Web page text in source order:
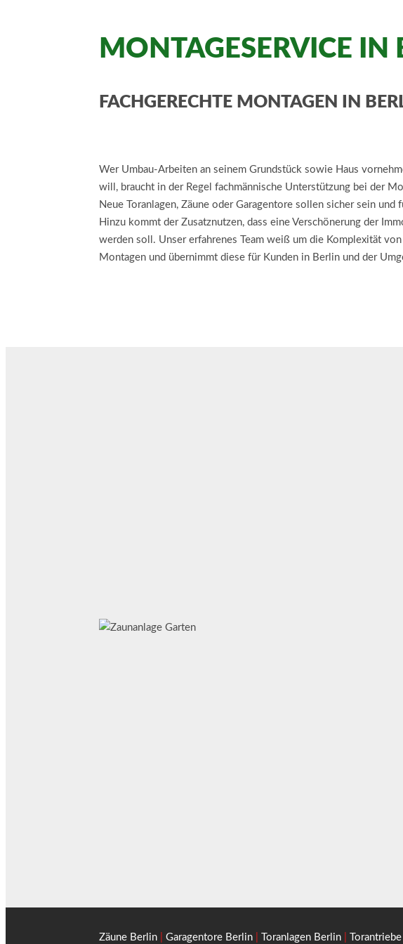
MONTAGESERVICE IN
FACHGERECHTE MONTAGEN IN
Wer Umbau-Arbeiten an seinem Grundstück sowie Haus
will, braucht in der Regel fachmännische Unterstützung bei der
Neue Toranlagen, Zäune oder Garagentore sollen sicher sein und
Hinzu kommt der Zusatznutzen, dass eine Verschönerung der
werden soll. Unser erfahrenes Team weiß um die Komplexität
Montagen und übernimmt diese für Kunden in Berlin und der
Zäune Berlin| Garagentore Berlin| Toranlagen Berlin|